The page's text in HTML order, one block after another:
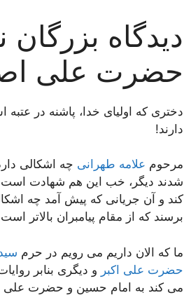
دیدگاه
حضرت علی
دختری كه اولیای خدا، پاشنه در
دارند!
مرحوم علامه طهرانی چه اشكالی
شدند دیگر، خب این هم شهادت است
كند و آن جریانی كه پیش آمد چه
برسند كه از مقام پیامبران بالاتر
ما كه الان داریم می رویم در حرم
حضرت علی اكبر و دیگری بنابر
می كند به امام حسین و حضرت